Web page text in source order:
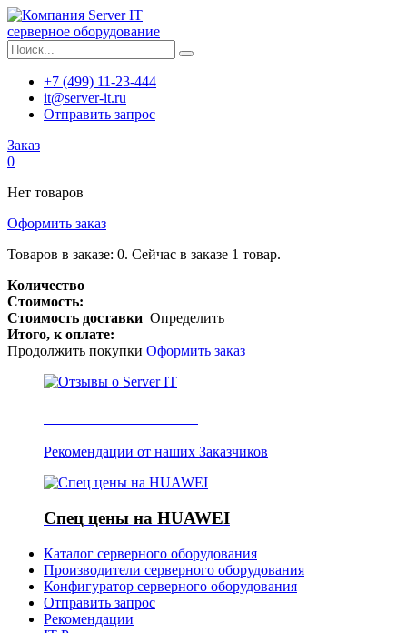
серверное оборудование
+7 (499) 11-23-444
it@server-it.ru
Отправить запрос
Заказ
0
Нет товаров
Оформить заказ
Товаров в заказе: 0. Сейчас в заказе 1 товар.
Количество
Стоимость:
Стоимость доставки Определить
Итого, к оплате:
Продолжить покупки Оформить заказ
Рекомендации от наших Заказчиков
Спец цены на HUAWEI
Каталог серверного оборудования
Производители серверного оборудования
Конфигуратор серверного оборудования
Отправить запрос
Рекомендации